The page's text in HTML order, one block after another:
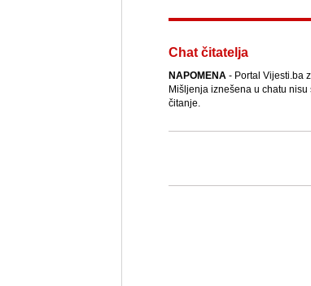
Chat čitatelja
NAPOMENA- Portal Vijesti.ba
Mišljenja iznešena u chatu
čitanje.